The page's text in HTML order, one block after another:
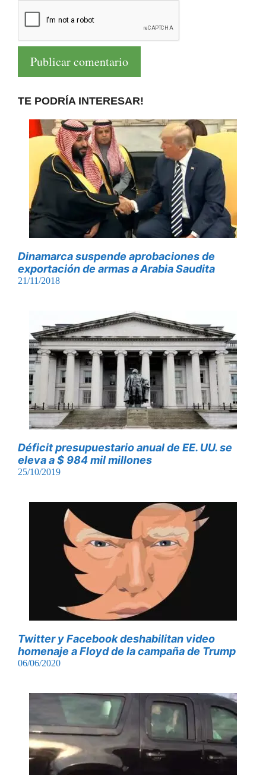
TE PODRÍA INTERESAR!
Dinamarca suspende aprobaciones de
exportación de armas a Arabia Saudita
21/11/2018
Déficit presupuestario anual de EE. UU. se
eleva a $ 984 mil millones
25/10/2019
Twitter y Facebook deshabilitan video
homenaje a Floyd de la campaña de Trump
06/06/2020